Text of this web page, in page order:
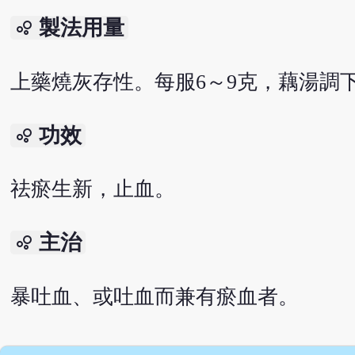
bubble_chart 製法用量
上藥燒灰存性。每服6～9克，藕湯調
bubble_chart 功效
祛瘀生新，止血。
bubble_chart 主治
暴吐血、或吐血而兼有瘀血者。